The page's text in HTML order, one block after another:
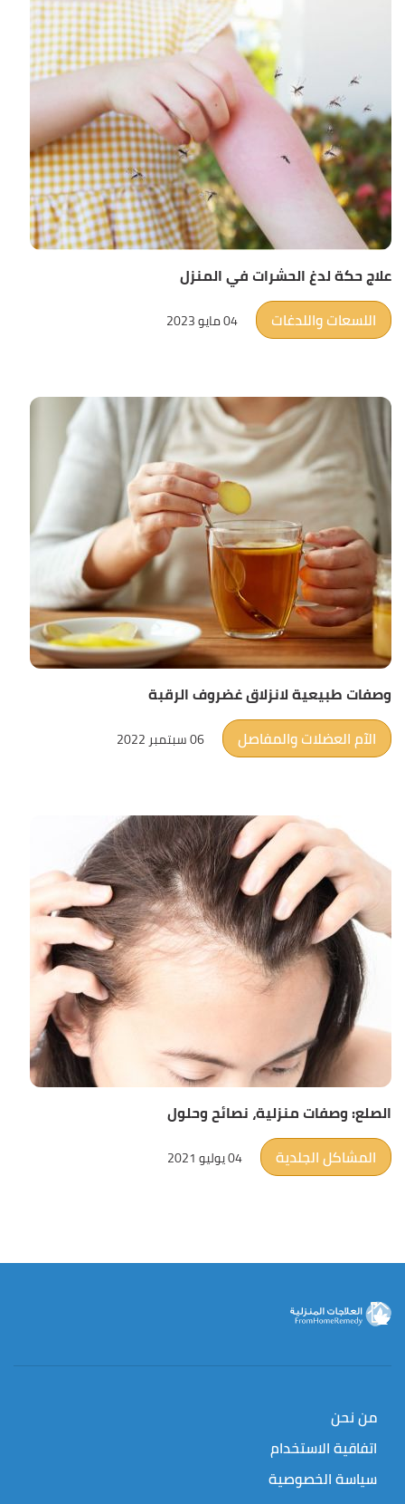
علاج حكة لدغ الحشرات في المنزل
اللسعات واللدغات
04 مايو 2023
وصفات طبيعية لانزلاق غضروف الرقبة
الآم العضلات والمفاصل
06 سبتمبر 2022
الصلع: وصفات منزلية، نصائح وحلول
المشاكل الجلدية
04 يوليو 2021
من نحن
اتفاقية الاستخدام
سياسة الخصوصية